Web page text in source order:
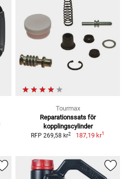
Tourmax
Reparationssats för
kopplingscylinder
RFP 269,58 kr2 187,19 kr1